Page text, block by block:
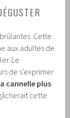
Cette
aux adultes de
Le
de s’exprimer
cannelle plus
cette